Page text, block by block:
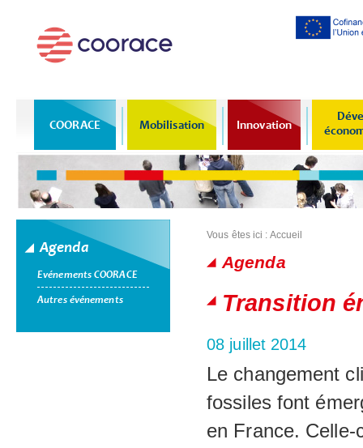
COORACE Mobilisation Innovation
Agenda
Evénements COORACE
Autres événements
Vous êtes ici : Accueil
Agenda
Transition
08 juillet 2014
Le changement
fossiles font
en France. Celle-
Pages